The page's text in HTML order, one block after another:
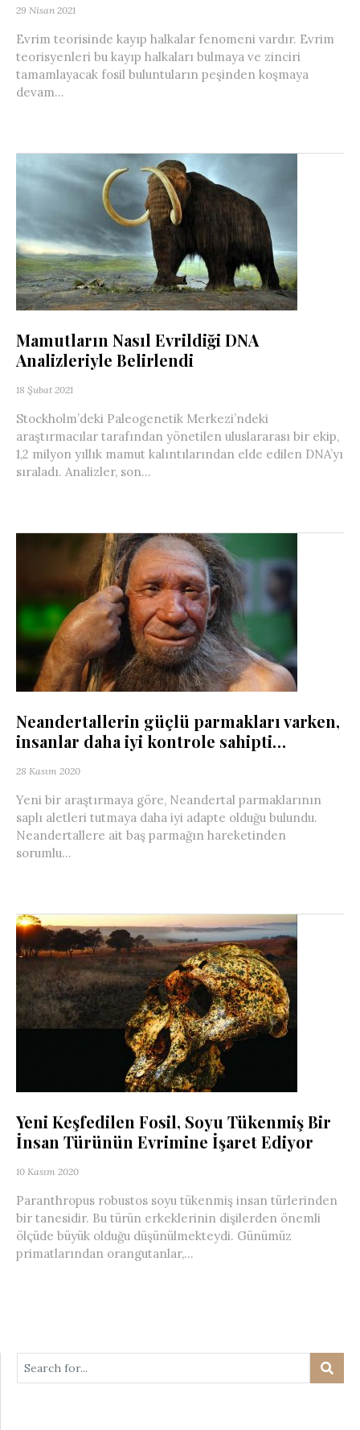
29 Nisan 2021
Evrim teorisinde kayıp halkalar fenomeni vardır. Evrim
teorisyenleri bu kayıp halkaları bulmaya ve zinciri
tamamlayacak fosil buluntuların peşinden koşmaya
devam...
Mamutların Nasıl Evrildiği DNA
Analizleriyle Belirlendi
18 Şubat 2021
Stockholm’deki Paleogenetik Merkezi’ndeki
araştırmacılar tarafından yönetilen uluslararası bir ekip,
1,2 milyon yıllık mamut kalıntılarından elde edilen DNA’yı
sıraladı. Analizler, son...
Neandertallerin güçlü parmakları varken,
insanlar daha iyi kontrole sahipti…
28 Kasım 2020
Yeni bir araştırmaya göre, Neandertal parmaklarının
saplı aletleri tutmaya daha iyi adapte olduğu bulundu.
Neandertallere ait baş parmağın hareketinden
sorumlu...
Yeni Keşfedilen Fosil, Soyu Tükenmiş Bir
İnsan Türünün Evrimine İşaret Ediyor
10 Kasım 2020
Paranthropus robustos soyu tükenmiş insan türlerinden
bir tanesidir. Bu türün erkeklerinin dişilerden önemli
ölçüde büyük olduğu düşünülmekteydi. Günümüz
primatlarından orangutanlar,...